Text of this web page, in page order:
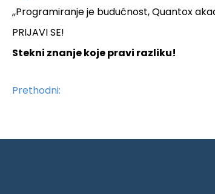
,,Programiranje je budućnost, Quantox
PRIJAVI SE!
Stekni znanje koje pravi razliku!
Prethodni: